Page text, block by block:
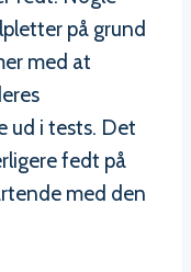
på grund
med at
ud i tests. Det
fedt på
med den